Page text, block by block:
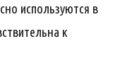
используются в
к